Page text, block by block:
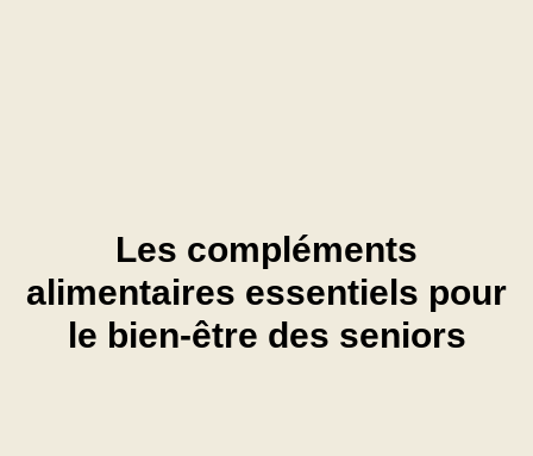
Les compléments
alimentaires essentiels pour
le bien-être des seniors